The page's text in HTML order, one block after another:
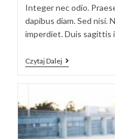
Integer nec odio.
dapibus diam. Sed nisi.
imperdiet. Duis sagittis
Czytaj DalejVelusce
Suscipit